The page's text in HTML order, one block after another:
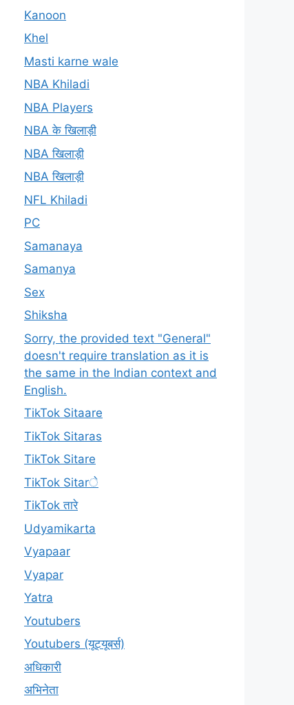
Kanoon
Khel
Masti karne wale
NBA Khiladi
NBA Players
NBA के खिलाड़ी
NBA खिलाड़ी
NBA खिलाड़ी
NFL Khiladi
PC
Samanaya
Samanya
Sex
Shiksha
Sorry, the provided text "General"
doesn't require translation as it is
the same in the Indian context and
English.
TikTok Sitaare
TikTok Sitaras
TikTok Sitare
TikTok Sitarे
TikTok तारे
Udyamikarta
Vyapaar
Vyapar
Yatra
Youtubers
Youtubers (यूट्यूबर्स)
अधिकारी
अभिनेता